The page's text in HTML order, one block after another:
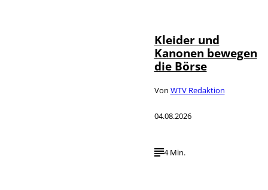
Kleider und
Kanonen bewegen
die Börse
Von WTV Redaktion
04.08.2026
4 Min.